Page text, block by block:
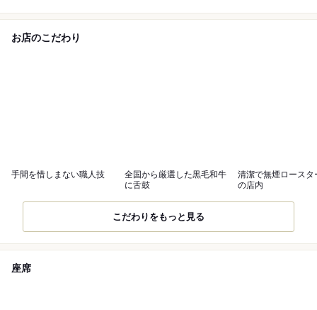
お店のこだわり
手間を惜しまない職人技
全国から厳選した黒毛和牛
に舌鼓
清潔で無煙ロースタ
の店内
こだわりをもっと見る
座席